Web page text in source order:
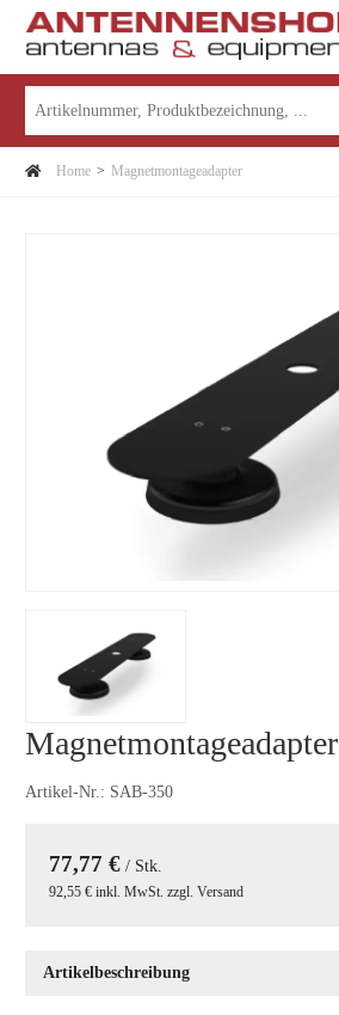
Home Magnetmontageadapter
Magnetmontageadapter
Artikel-Nr.: SAB-350
77,77 € / Stk.
92,55 € inkl. MwSt. zzgl. Versand
Artikelbeschreibung